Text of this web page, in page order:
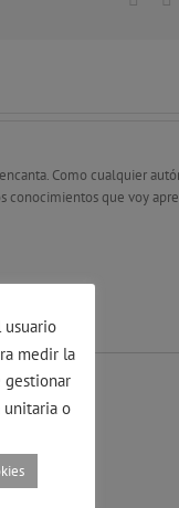
Como cualquier
conocimientos que voy
usuario
medir la
gestionar
unitaria o